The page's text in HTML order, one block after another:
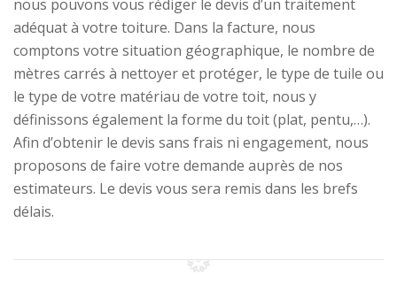
nous pouvons vous rédiger le devis d’un traitement
adéquat à votre toiture. Dans la facture, nous
comptons votre situation géographique, le nombre de
mètres carrés à nettoyer et protéger, le type de tuile ou
le type de votre matériau de votre toit, nous y
définissons également la forme du toit (plat, pentu,…).
Afin d’obtenir le devis sans frais ni engagement, nous
proposons de faire votre demande auprès de nos
estimateurs. Le devis vous sera remis dans les brefs
délais.